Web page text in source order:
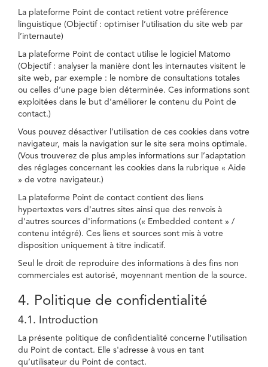
La plateforme Point de contact retient votre préférence
linguistique (Objectif : optimiser l’utilisation du site web par
l’internaute)
La plateforme Point de contact utilise le logiciel Matomo
(Objectif : analyser la manière dont les internautes visitent le
site web, par exemple : le nombre de consultations totales
ou celles d’une page bien déterminée. Ces informations sont
exploitées dans le but d’améliorer le contenu du Point de
contact.)
Vous pouvez désactiver l’utilisation de ces cookies dans votre
navigateur, mais la navigation sur le site sera moins optimale.
(Vous trouverez de plus amples informations sur l’adaptation
des réglages concernant les cookies dans la rubrique « Aide
» de votre navigateur.)
La plateforme Point de contact contient des liens
hypertextes vers d'autres sites ainsi que des renvois à
d'autres sources d'informations (« Embedded content » /
contenu intégré). Ces liens et sources sont mis à votre
disposition uniquement à titre indicatif.
Seul le droit de reproduire des informations à des fins non
commerciales est autorisé, moyennant mention de la source.
4. Politique de confidentialité
4.1. Introduction
La présente politique de confidentialité concerne l’utilisation
du Point de contact. Elle s'adresse à vous en tant
qu’utilisateur du Point de contact.